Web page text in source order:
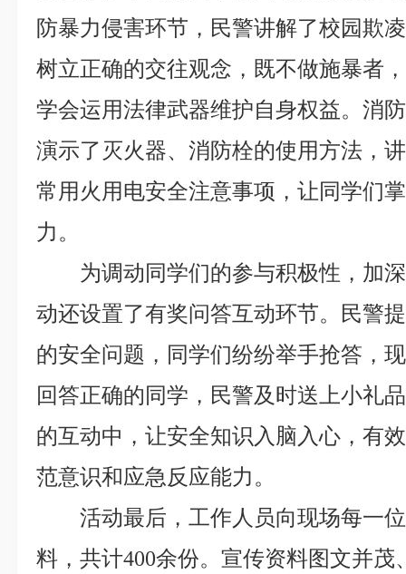
防暴力侵害环节，民警讲解了校园欺
树立正确的交往观念，既不做施暴者
学会运用法律武器维护自身权益。消
演示了灭火器、消防栓的使用方法，
常用火用电安全注意事项，让同学们
力。
为调动同学们的参与积极性，加
动还设置了有奖问答互动环节。民警
的安全问题，同学们纷纷举手抢答，
回答正确的同学，民警及时送上小礼
的互动中，让安全知识入脑入心，有
范意识和应急反应能力。
活动最后，工作人员向现场每一
料，共计400余份。宣传资料图文并